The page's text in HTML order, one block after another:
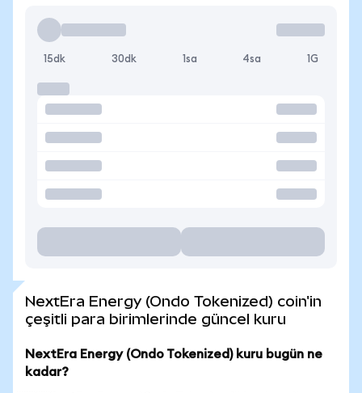
15dk 30dk 1sa 4sa 1G
NextEra Energy (Ondo Tokenized) coin'in
çeşitli para birimlerinde güncel kuru
NextEra Energy (Ondo Tokenized) kuru bugün ne
kadar?